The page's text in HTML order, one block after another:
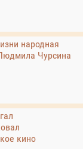
народная
Чурсина
кино